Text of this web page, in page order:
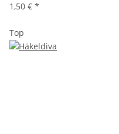
1,50 € *
Top